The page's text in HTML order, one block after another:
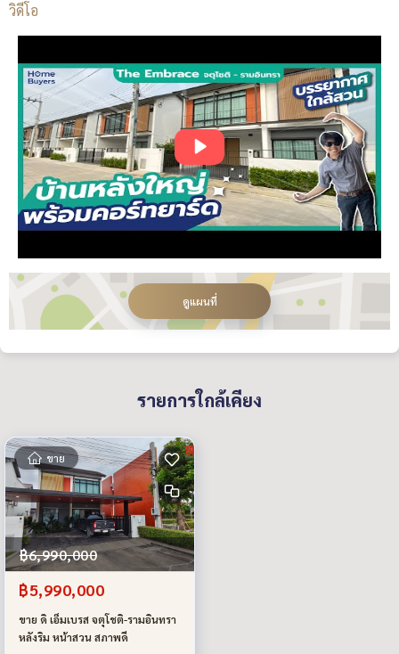
วิดีโอ
ดูแผนที่
รายการใกล้เคียง
ขาย
฿6,990,000
฿5,990,000
ขาย ดิ เอ็มเบรส จตุโชติ-รามอินทรา
หลังริม หน้าสวน สภาพดี